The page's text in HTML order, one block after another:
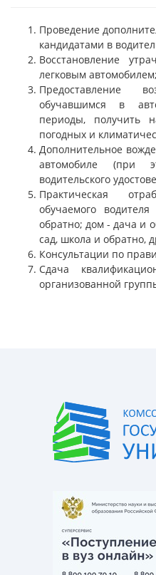
Проведение
кандидатами в
Восстановление
легковым автомобилем;
Предоставление
обучавшимся в
периоды, получить
погодных и
Дополнительное
автомобиле (при
водительского
Практическая
обучаемого
обратно; дом - дача и
сад, школа и обратно,
Консультации по
Сдача
организованной